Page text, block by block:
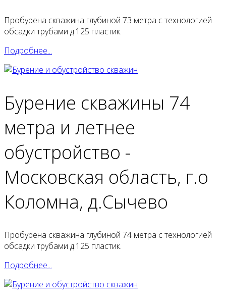
Пробурена скважина глубиной 73 метра с технологией
обсадки трубами д.125 пластик.
Подробнее...
Бурение скважины 74
метра и летнее
обустройство -
Московская область, г.о
Коломна, д.Сычево
Пробурена скважина глубиной 74 метра с технологией
обсадки трубами д.125 пластик.
Подробнее...